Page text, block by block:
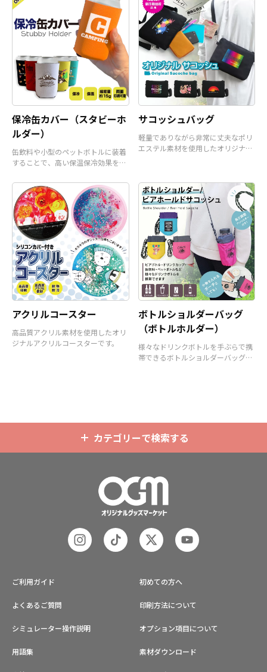
保冷缶カバー（スタビーホ
ルダー）
缶飲料や小型のペットボトルに装着
することで、高い保温保冷効果を発
サコッシュバッグ
軽量でありながら非常に丈夫なポリ
エステル素材を使用したオリジナル
アクリルコースター
高品質アクリル素材を使用したオリ
ジナルアクリルコースターです。
ボトルショルダーバッグ
（ボトルホルダー）
様々なドリンクボトルを手ぶらで携
帯できるボトルショルダーバッグ
カテゴリーで検索する
ご利用ガイド 初めての方へ
よくあるご質問 印刷方法について
シミュレーター操作説明 オプション項目について
用語集 素材ダウンロード